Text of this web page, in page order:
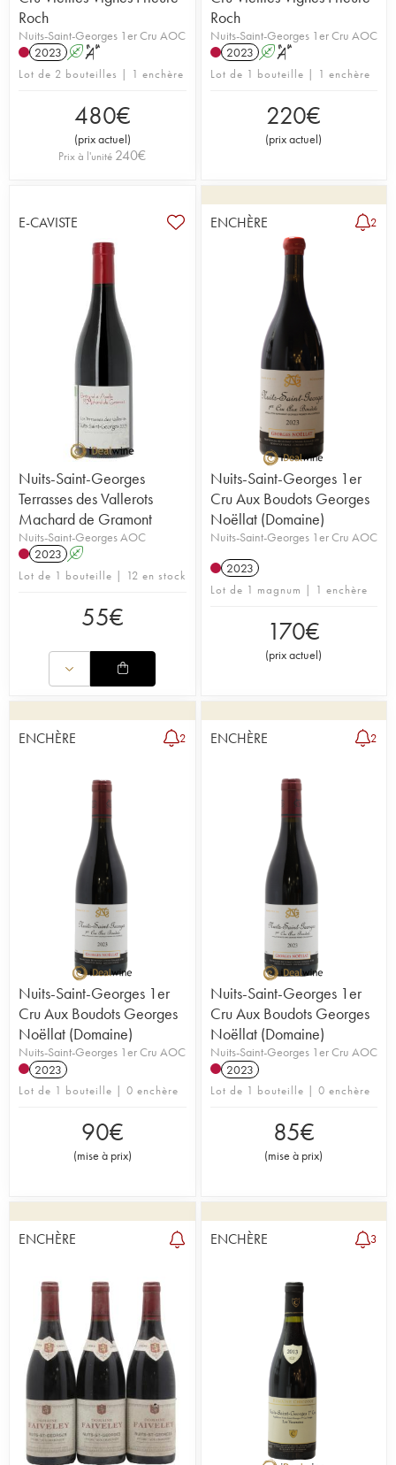
Roch
Nuits-Saint-Georges 1er Cru AOC
2023 A S
Lot de 2 bouteilles | 1 enchère
480€
(prix actuel)
Prix à l'unité 240€
Roch
Nuits-Saint-Georges 1er Cru AOC
2023 A S
Lot de 1 bouteille | 1 enchère
220€
(prix actuel)
E-CAVISTE
Nuits-Saint-Georges
Terrasses des Vallerots
Machard de Gramont
Nuits-Saint-Georges AOC
2023 A
Lot de 1 bouteille | 12 en stock
55€
ENCHÈRE 2
Nuits-Saint-Georges 1er
Cru Aux Boudots Georges
Noëllat (Domaine)
Nuits-Saint-Georges 1er Cru AOC
2023
Lot de 1 magnum | 1 enchère
170€
(prix actuel)
ENCHÈRE 2
Nuits-Saint-Georges 1er
Cru Aux Boudots Georges
Noëllat (Domaine)
Nuits-Saint-Georges 1er Cru AOC
2023
Lot de 1 bouteille | 0 enchère
90€
(mise à prix)
ENCHÈRE 2
Nuits-Saint-Georges 1er
Cru Aux Boudots Georges
Noëllat (Domaine)
Nuits-Saint-Georges 1er Cru AOC
2023
Lot de 1 bouteille | 0 enchère
85€
(mise à prix)
ENCHÈRE ENCHÈRE 3